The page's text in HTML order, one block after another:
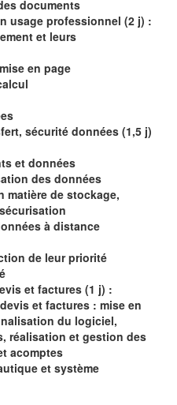
documents
usage professionnel (2 j) :
et leurs
en page
sécurité données (1,5 j)
et données
des données
matière de stockage,
à distance
de leur priorité
et factures (1 j) :
et factures : mise en
du logiciel,
réalisation et gestion des
acomptes
et système